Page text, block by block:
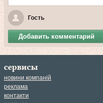
Гость
Добавить комментарий
сервисы
новини компаній
реклама
контакти